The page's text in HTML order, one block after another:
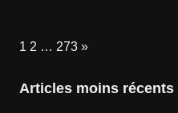
Page:
1 2 … 273 Next
»
Articles moins récents